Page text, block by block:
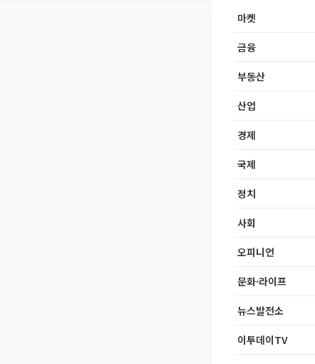
마켓
금융
부동산
산업
경제
국제
정치
사회
오피니언
문화·라이프
뉴스발전소
이투데이TV